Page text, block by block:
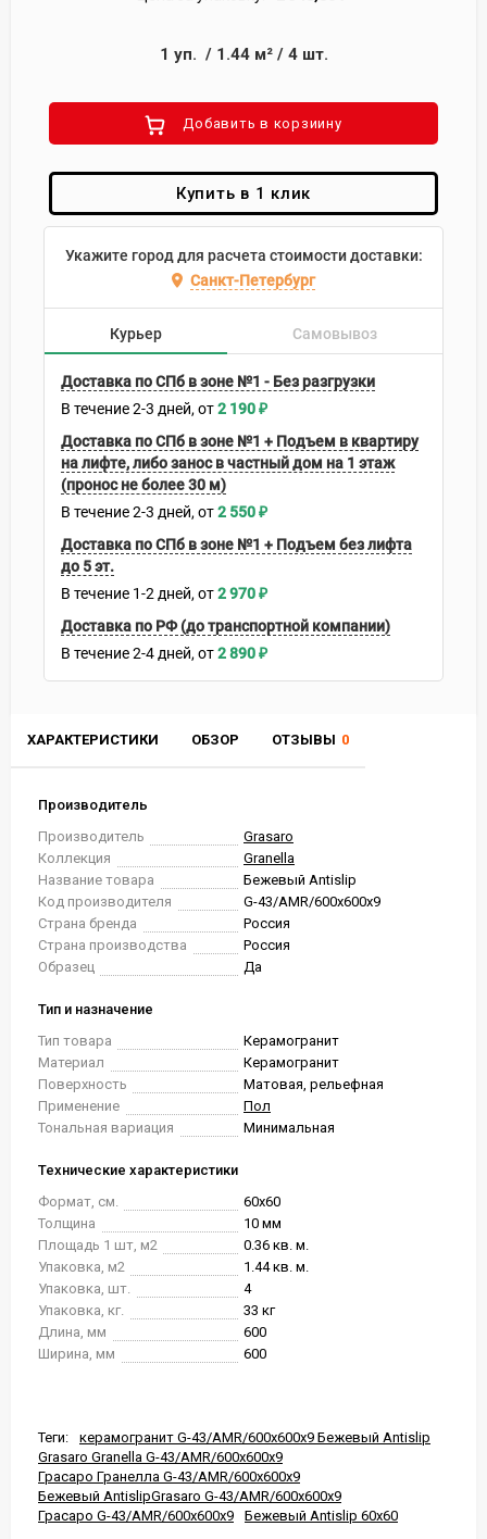
ХАРАКТЕРИСТИКИ ОБЗОР ОТЗЫВЫ 0
Производитель
Производитель
Grasaro
Коллекция
Granella
Название товара
Бежевый Antislip
Код производителя
G-43/AMR/600x600x9
Страна бренда
Россия
Страна производства
Россия
Образец
Да
Тип и назначение
Тип товара
Керамогранит
Материал
Керамогранит
Поверхность
Матовая, рельефная
Применение
Пол
Тональная вариация
Минимальная
Технические характеристики
Формат, см.
60x60
Толщина
10 мм
Площадь 1 шт, м2
0.36 кв. м.
Упаковка, м2
1.44 кв. м.
Упаковка, шт.
4
Упаковка, кг.
33 кг
Длина, мм
600
Ширина, мм
600
Теги:
керамогранит G-43/AMR/600x600x9 Бежевый Antislip
Grasaro Granella G-43/AMR/600x600x9
Грасаро Гранелла G-43/AMR/600x600x9
Бежевый AntislipGrasaro G-43/AMR/600x600x9
Грасаро G-43/AMR/600x600x9
Бежевый Antislip 60x60
1 уп. / 1.44м²/ 4 шт.
Добавить в корзиину
Купить в 1 клик
Укажите город для расчета стоимости доставки:
Санкт-Петербург
Курьер Самовывоз
Доставка по СПб в зоне №1 - Без разгрузки
В течение2-3 дней 2 190₽
Доставка по СПб в зоне №1 + Подъем в квартиру
на лифте, либо занос в частный дом на 1 этаж
(пронос не более 30 м)
В течение2-3 дней 2 550₽
Доставка по СПб в зоне №1 + Подъем без лифта
до 5 эт.
В течение 1-2 дней 2 970₽
Доставка по РФ (до транспортной компании)
В течение2-4 дней 2 890₽